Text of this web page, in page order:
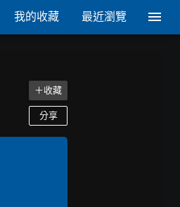
我的收藏 最近瀏覽
＋收藏
分享